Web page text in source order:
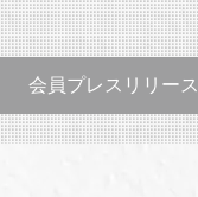
会員プレスリリース